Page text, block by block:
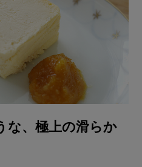
な、極上の滑らか